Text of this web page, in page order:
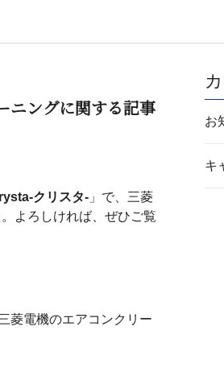
ニングに関する記事
クリスタ- 」で、三菱
よろしければ、ぜひご覧
菱電機のエアコンクリー
お
キ